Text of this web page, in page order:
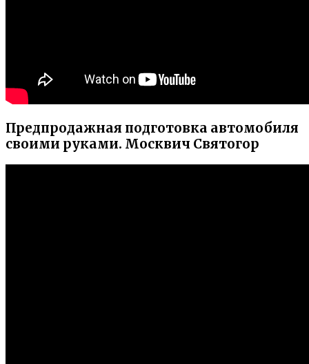
Предпродажная подготовка автомобиля
своими руками. Москвич Святогор